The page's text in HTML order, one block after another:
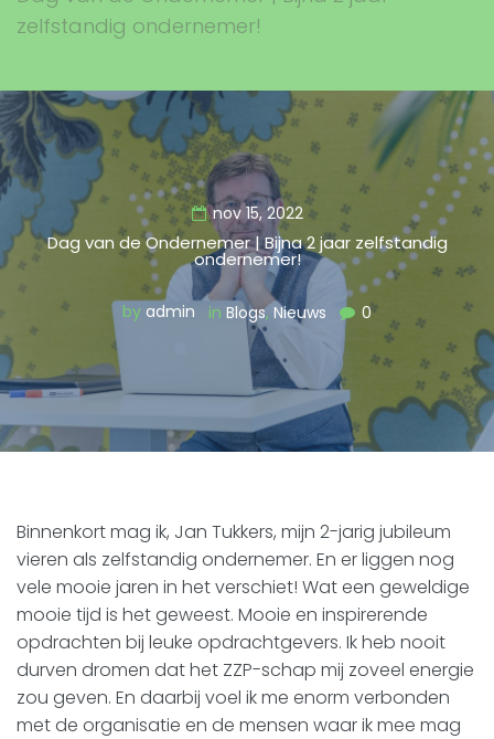
zelfstandig ondernemer!
nov 15, 2022
Dag van de Ondernemer | Bijna 2 jaar zelfstandig
ondernemer!
by admin in Blogs, Nieuws 0
Binnenkort mag ik, Jan Tukkers, mijn 2-jarig jubileum
vieren als zelfstandig ondernemer. En er liggen nog
vele mooie jaren in het verschiet! Wat een geweldige
mooie tijd is het geweest. Mooie en inspirerende
opdrachten bij leuke opdrachtgevers. Ik heb nooit
durven dromen dat het ZZP-schap mij zoveel energie
zou geven. En daarbij voel ik me enorm verbonden
met de organisatie en de mensen waar ik mee mag